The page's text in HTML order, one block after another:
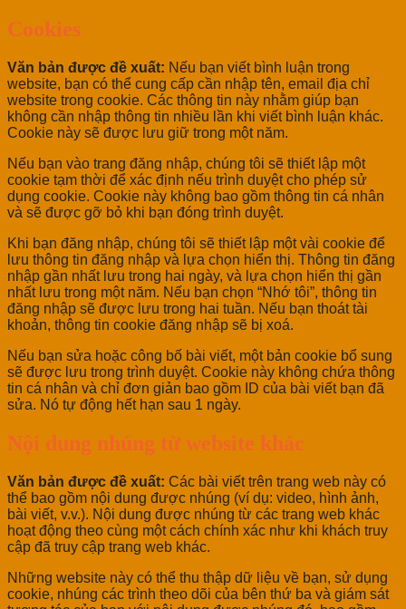
Cookies
Văn bản được đề xuất: Nếu bạn viết bình luận trong
website, bạn có thể cung cấp cần nhập tên, email địa chỉ
website trong cookie. Các thông tin này nhằm giúp bạn
không cần nhập thông tin nhiều lần khi viết bình luận khác.
Cookie này sẽ được lưu giữ trong một năm.
Nếu bạn vào trang đăng nhập, chúng tôi sẽ thiết lập một
cookie tạm thời để xác định nếu trình duyệt cho phép sử
dụng cookie. Cookie này không bao gồm thông tin cá nhân
và sẽ được gỡ bỏ khi bạn đóng trình duyệt.
Khi bạn đăng nhập, chúng tôi sẽ thiết lập một vài cookie để
lưu thông tin đăng nhập và lựa chọn hiển thị. Thông tin đăng
nhập gần nhất lưu trong hai ngày, và lựa chọn hiển thị gần
nhất lưu trong một năm. Nếu bạn chọn “Nhớ tôi”, thông tin
đăng nhập sẽ được lưu trong hai tuần. Nếu bạn thoát tài
khoản, thông tin cookie đăng nhập sẽ bị xoá.
Nếu bạn sửa hoặc công bố bài viết, một bản cookie bổ sung
sẽ được lưu trong trình duyệt. Cookie này không chứa thông
tin cá nhân và chỉ đơn giản bao gồm ID của bài viết bạn đã
sửa. Nó tự động hết hạn sau 1 ngày.
Nội dung nhúng từ website khác
Văn bản được đề xuất: Các bài viết trên trang web này có
thể bao gồm nội dung được nhúng (ví dụ: video, hình ảnh,
bài viết, v.v.). Nội dung được nhúng từ các trang web khác
hoạt động theo cùng một cách chính xác như khi khách truy
cập đã truy cập trang web khác.
Những website này có thể thu thập dữ liệu về bạn, sử dụng
cookie, nhúng các trình theo dõi của bên thứ ba và giám sát